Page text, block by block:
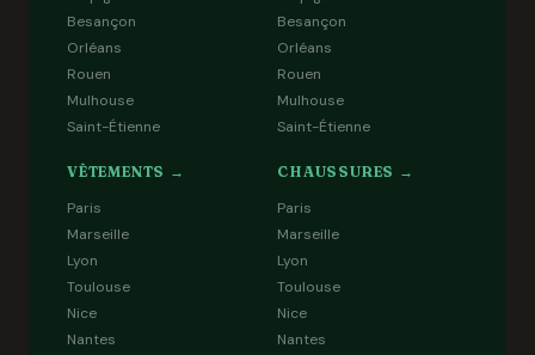
Besançon
Orléans
Rouen
Mulhouse
Saint-Étienne
Besançon
Orléans
Rouen
Mulhouse
Saint-Étienne
VÊTEMENTS →
Paris
Marseille
Lyon
Toulouse
Nice
Nantes
CHAUSSURES →
Paris
Marseille
Lyon
Toulouse
Nice
Nantes